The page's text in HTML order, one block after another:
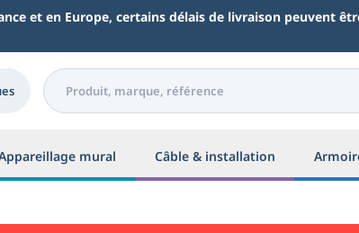
et en Europe, certains délais de livraison peuvent
mural Câble & installation